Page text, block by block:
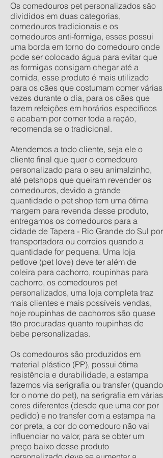
Os comedouros pet personalizados são
divididos em duas categorias,
comedouros tradicionais e os
comedouros anti-formiga, esses possui
uma borda em torno do comedouro onde
pode ser colocado água para evitar que
as formigas consigam chegar até a
comida, esse produto é mais utilizado
para os cães que costumam comer várias
vezes durante o dia, para os cães que
fazem refeições em horários específicos
e acabam por comer toda a ração,
recomenda se o tradicional.
Atendemos a todo cliente, seja ele o
cliente final que quer o comedouro
personalizado para o seu animalzinho,
até petshops que queiram revender os
comedouros, devido a grande
quantidade o pet shop tem uma ótima
margem para revenda desse produto,
entregamos os comedouros para a
cidade de Tapera - Rio Grande do Sul por
transportadora ou correios quando a
quantidade for pequena. Uma loja
petlove (pet love) deve ter além de
coleira para cachorro, roupinhas para
cachorro, os comedouros pet
personalizados, uma loja completa traz
mais clientes e mais possíveis vendas,
hoje roupinhas de cachorros são quase
tão procuradas quanto roupinhas de
bebe personalizadas.
Os comedouros são produzidos em
material plástico (PP), possui ótima
resistência e durabilidade, a estampa
fazemos via serigrafia ou transfer (quando
for o nome do pet), na serigrafia em várias
cores diferentes (desde que uma cor por
pedido) e no transfer com a estampa na
cor preta, a cor do comedouro não vai
influenciar no valor, para se obter um
preço baixo desse produto